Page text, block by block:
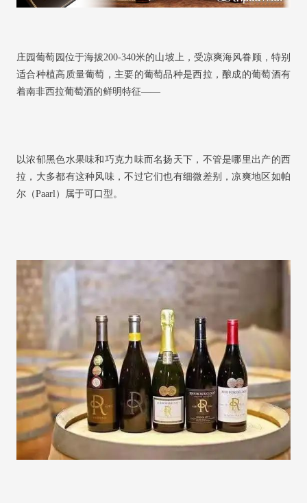
庄园葡萄园位于海拔200-340米的山坡上，受凉爽海风眷顾，特别
适合种植高质量葡萄，主要的葡萄品种是西拉，酿成的葡萄酒有
着南非西拉葡萄酒的鲜明特征——
以浓郁黑色水果味和巧克力味而名扬天下，不管是哪里出产的西
拉，大多都有这种风味，不过它们也有细微差别，凉爽地区如帕
尔（Paarl）属于可口型。